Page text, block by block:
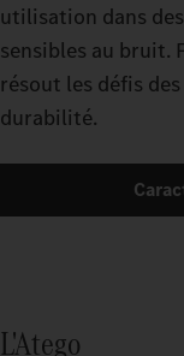
utilisation dans
sensibles au bruit.
résout les défis
durabilité.
L'Atego